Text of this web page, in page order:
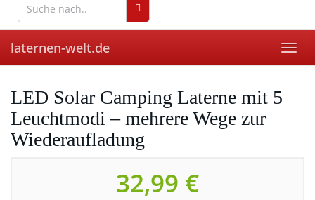
laternen-welt.de
LED Solar Camping Laterne mit 5
Leuchtmodi – mehrere Wege zur
Wiederaufladung
32,99 €